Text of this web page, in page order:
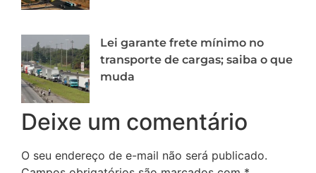
Lei garante frete mínimo no
transporte de cargas; saiba o que
muda
Deixe um comentário
O seu endereço de e-mail não será publicado.